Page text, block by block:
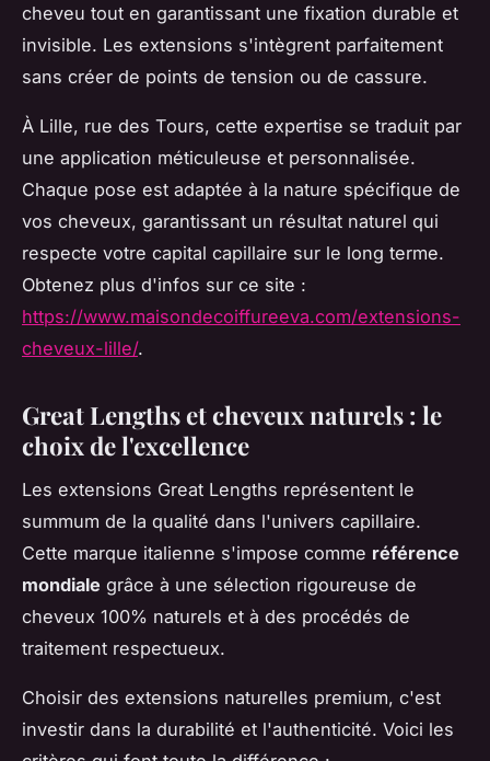
cheveu tout en garantissant une fixation durable et
invisible. Les extensions s'intègrent parfaitement
sans créer de points de tension ou de cassure.
À Lille, rue des Tours, cette expertise se traduit par
une application méticuleuse et personnalisée.
Chaque pose est adaptée à la nature spécifique de
vos cheveux, garantissant un résultat naturel qui
respecte votre capital capillaire sur le long terme.
Obtenez plus d'infos sur ce site :
https://www.maisondecoiffureeva.com/extensions-
cheveux-lille/.
Great Lengths et cheveux naturels : le
choix de l'excellence
Les extensions Great Lengths représentent le
summum de la qualité dans l'univers capillaire.
Cette marque italienne s'impose comme référence
mondiale grâce à une sélection rigoureuse de
cheveux 100% naturels et à des procédés de
traitement respectueux.
Choisir des extensions naturelles premium, c'est
investir dans la durabilité et l'authenticité. Voici les